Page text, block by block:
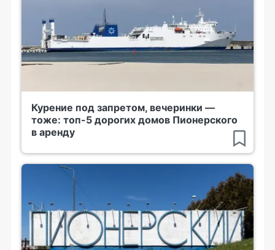
Курение под запретом, вечеринки —
тоже: топ-5 дорогих домов Пионерского
в аренду